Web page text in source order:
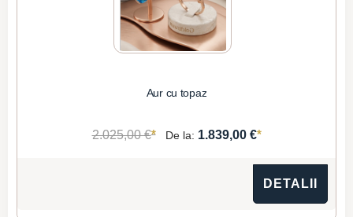
Aur cu topaz
2.025,00 €* De la: 1.839,00 €*
DETALII